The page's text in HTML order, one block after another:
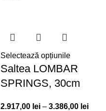
Selectează opțiunile
Saltea LOMBAR
SPRINGS, 30cm
2.917,00 lei – 3.386,00 lei